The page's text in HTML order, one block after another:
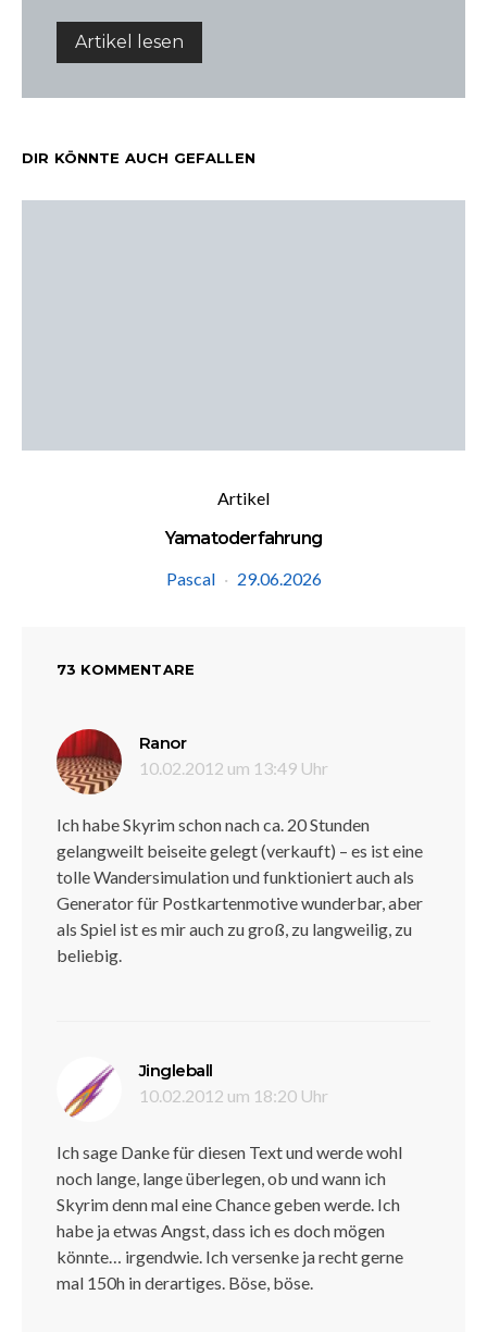
Artikel lesen
DIR KÖNNTE AUCH GEFALLEN
Artikel
Yamatoderfahrung
Pascal
29.06.2026
73 KOMMENTARE
Ranorsagt:
10.02.2012 um 13:49 Uhr
Ich habe Skyrim schon nach ca. 20 Stunden
gelangweilt beiseite gelegt (verkauft) – es ist eine
tolle Wandersimulation und funktioniert auch als
Generator für Postkartenmotive wunderbar, aber
als Spiel ist es mir auch zu groß, zu langweilig, zu
beliebig.
Jingleball
10.02.2012 um 18:20 Uhr
Ich sage Danke für diesen Text und werde wohl
noch lange, lange überlegen, ob und wann ich
Skyrim denn mal eine Chance geben werde. Ich
habe ja etwas Angst, dass ich es doch mögen
könnte… irgendwie. Ich versenke ja recht gerne
mal 150h in derartiges. Böse, böse.